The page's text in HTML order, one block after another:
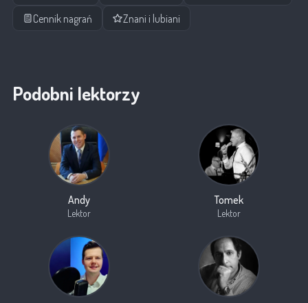
Cennik nagrań
Znani i lubiani
Podobni lektorzy
Andy
Lektor
Tomek
Lektor